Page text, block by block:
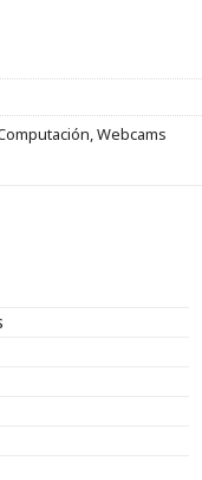
,Webcams